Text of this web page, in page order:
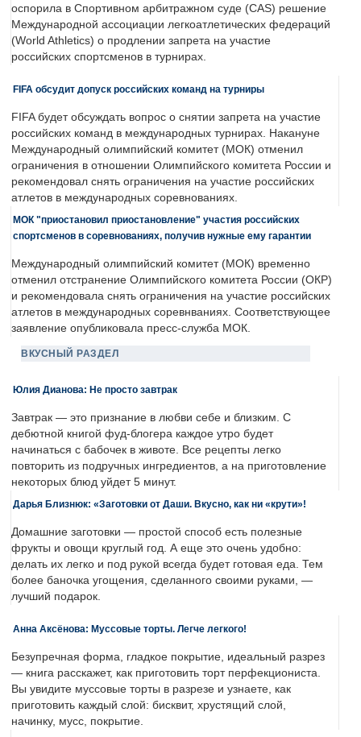
оспорила в Спортивном арбитражном суде (CAS) решение
Международной ассоциации легкоатлетических федераций
(World Athletics) о продлении запрета на участие
российских спортсменов в турнирах.
FIFA обсудит допуск российских команд на турниры
FIFA будет обсуждать вопрос о снятии запрета на участие
российских команд в международных турнирах. Накануне
Международный олимпийский комитет (МОК) отменил
ограничения в отношении Олимпийского комитета России и
рекомендовал снять ограничения на участие российских
атлетов в международных соревнованиях.
МОК "приостановил приостановление" участия российских
спортсменов в соревнованиях, получив нужные ему гарантии
Международный олимпийский комитет (МОК) временно
отменил отстранение Олимпийского комитета России (ОКР)
и рекомендовала снять ограничения на участие российских
атлетов в международных соревнваниях. Соответствующее
заявление опубликовала пресс-служба МОК.
ВКУСНЫЙ РАЗДЕЛ
Юлия Дианова: Не просто завтрак
Завтрак — это признание в любви себе и близким. С
дебютной книгой фуд-блогера каждое утро будет
начинаться с бабочек в животе. Все рецепты легко
повторить из подручных ингредиентов, а на приготовление
некоторых блюд уйдет 5 минут.
Дарья Близнюк: «Заготовки от Даши. Вкусно, как ни «крути»!
Домашние заготовки — простой способ есть полезные
фрукты и овощи круглый год. А еще это очень удобно:
делать их легко и под рукой всегда будет готовая еда. Тем
более баночка угощения, сделанного своими руками, —
лучший подарок.
Анна Аксёнова: Муссовые торты. Легче легкого!
Безупречная форма, гладкое покрытие, идеальный разрез
— книга расскажет, как приготовить торт перфекциониста.
Вы увидите муссовые торты в разрезе и узнаете, как
приготовить каждый слой: бисквит, хрустящий слой,
начинку, мусс, покрытие.